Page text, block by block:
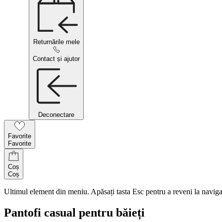
Returnările mele
Contact și ajutor
Deconectare
Favorite
Favorite
Coș
Coș
Ultimul element din meniu. Apăsați tasta Esc pentru a reveni la
Pantofi casual pentru băieți